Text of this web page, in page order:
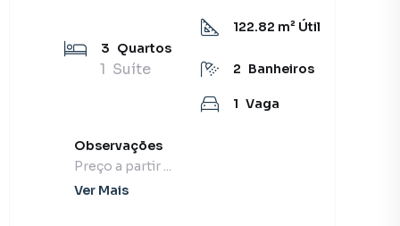
3 Quartos
1 Suíte
122.82 m² Útil
2 Banheiros
1 Vaga
Observações
Preço a partir ...
Ver Mais